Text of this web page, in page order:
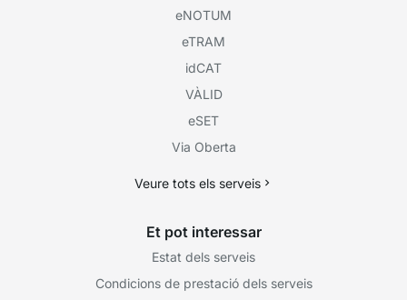
eNOTUM
eTRAM
idCAT
VÀLID
eSET
Via Oberta
Veure tots els serveis
Et pot interessar
Estat dels serveis
Condicions de prestació dels serveis